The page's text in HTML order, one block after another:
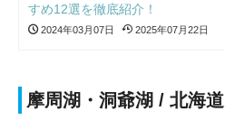
すめ12選を徹底紹介！
2024年03月07日 2025年07月22日
摩周湖・洞爺湖 / 北海道